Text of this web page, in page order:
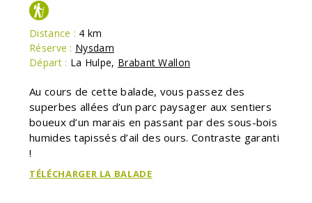
Distance : 4 km
Réserve : Nysdam
Départ : La Hulpe, Brabant Wallon
Au cours de cette balade, vous passez des
superbes allées d’un parc paysager aux sentiers
boueux d’un marais en passant par des sous-bois
humides tapissés d’ail des ours. Contraste garanti
!
TÉLÉCHARGER LA BALADE